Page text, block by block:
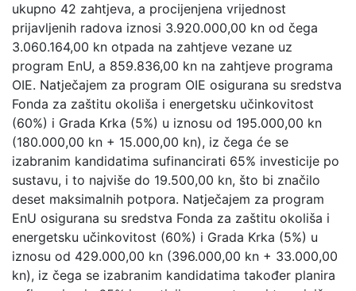
ukupno 42 zahtjeva, a procijenjena vrijednost
prijavljenih radova iznosi 3.920.000,00 kn od čega
3.060.164,00 kn otpada na zahtjeve vezane uz
program EnU, a 859.836,00 kn na zahtjeve programa
OIE. Natječajem za program OIE osigurana su sredstva
Fonda za zaštitu okoliša i energetsku učinkovitost
(60%) i Grada Krka (5%) u iznosu od 195.000,00 kn
(180.000,00 kn + 15.000,00 kn), iz čega će se
izabranim kandidatima sufinancirati 65% investicije po
sustavu, i to najviše do 19.500,00 kn, što bi značilo
deset maksimalnih potpora. Natječajem za program
EnU osigurana su sredstva Fonda za zaštitu okoliša i
energetsku učinkovitost (60%) i Grada Krka (5%) u
iznosu od 429.000,00 kn (396.000,00 kn + 33.000,00
kn), iz čega se izabranim kandidatima također planira